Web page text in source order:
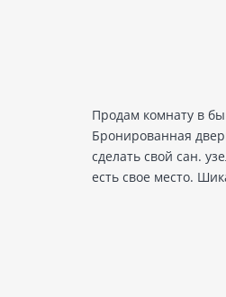
Продам комнату в
Бронированная
сделать свой сан.
есть свое место.